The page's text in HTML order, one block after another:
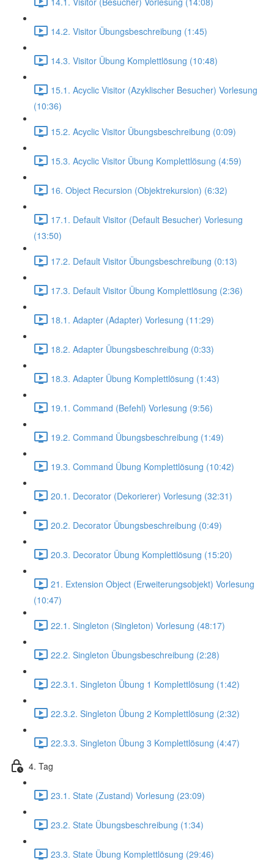
14.2. Visitor Übungsbeschreibung (1:45)
14.3. Visitor Übung Komplettlösung (10:48)
15.1. Acyclic Visitor (Azyklischer Besucher) Vorlesung
(10:36)
15.2. Acyclic Visitor Übungsbeschreibung (0:09)
15.3. Acyclic Visitor Übung Komplettlösung (4:59)
16. Object Recursion (Objektrekursion) (6:32)
17.1. Default Visitor (Default Besucher) Vorlesung
(13:50)
17.2. Default Visitor Übungsbeschreibung (0:13)
17.3. Default Visitor Übung Komplettlösung (2:36)
18.1. Adapter (Adapter) Vorlesung (11:29)
18.2. Adapter Übungsbeschreibung (0:33)
18.3. Adapter Übung Komplettlösung (1:43)
19.1. Command (Befehl) Vorlesung (9:56)
19.2. Command Übungsbeschreibung (1:49)
19.3. Command Übung Komplettlösung (10:42)
20.1. Decorator (Dekorierer) Vorlesung (32:31)
20.2. Decorator Übungsbeschreibung (0:49)
20.3. Decorator Übung Komplettlösung (15:20)
21. Extension Object (Erweiterungsobjekt) Vorlesung
(10:47)
22.1. Singleton (Singleton) Vorlesung (48:17)
22.2. Singleton Übungsbeschreibung (2:28)
22.3.1. Singleton Übung 1 Komplettlösung (1:42)
22.3.2. Singleton Übung 2 Komplettlösung (2:32)
22.3.3. Singleton Übung 3 Komplettlösung (4:47)
4. Tag
23.1. State (Zustand) Vorlesung (23:09)
23.2. State Übungsbeschreibung (1:34)
23.3. State Übung Komplettlösung (29:46)